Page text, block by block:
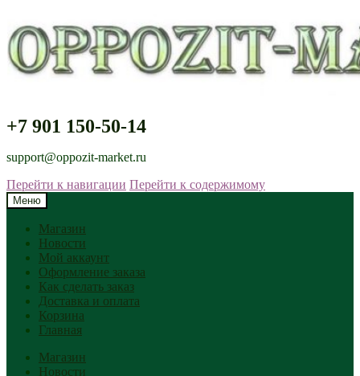
+7 901 150-50-14
support@oppozit-market.ru
Перейти к навигации Перейти к содержимому
Меню
Магазин
Новости
Мой аккаунт
Оформление заказа
Как сделать заказ
Доставка и оплата
Корзина
Главная
Магазин
Новости